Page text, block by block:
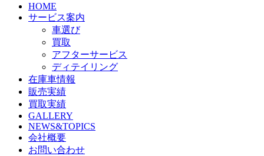
HOME
サービス案内
車選び
買取
アフターサービス
ディテイリング
在庫車情報
販売実績
買取実績
GALLERY
NEWS&TOPICS
会社概要
お問い合わせ